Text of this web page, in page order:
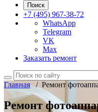
Поиск
+7 (495) 967-38-72
WhatsApp
Telegram
VK
Max
Заказать ремонт
Главная/ Ремонт
Ремонт